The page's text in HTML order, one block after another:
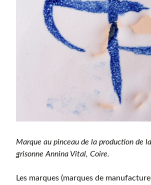
Marque au pinceau de la production de
grisonne Annina Vital, Coire.
Les marques (marques de